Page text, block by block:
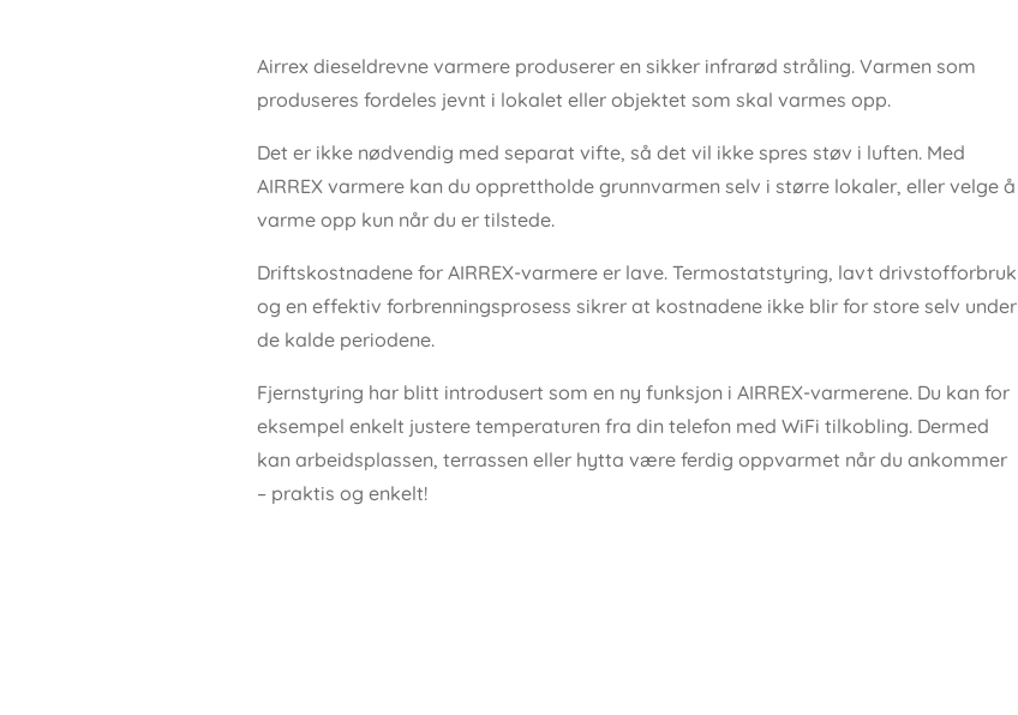
Airrex dieseldrevne varmere produserer en sikker infrarød stråling. Varmen som
produseres fordeles jevnt i lokalet eller objektet som skal varmes opp.
Det er ikke nødvendig med separat vifte, så det vil ikke spres støv i luften. Med
AIRREX varmere kan du opprettholde grunnvarmen selv i større lokaler, eller velge å
varme opp kun når du er tilstede.
Driftskostnadene for AIRREX-varmere er lave. Termostatstyring, lavt drivstofforbruk
og en effektiv forbrenningsprosess sikrer at kostnadene ikke blir for store selv under
de kalde periodene.
Fjernstyring har blitt introdusert som en ny funksjon i AIRREX-varmerene. Du kan for
eksempel enkelt justere temperaturen fra din telefon med WiFi tilkobling. Dermed
kan arbeidsplassen, terrassen eller hytta være ferdig oppvarmet når du ankommer
– praktis og enkelt!